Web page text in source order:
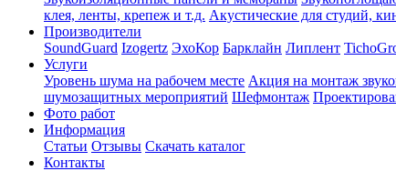
клея, ленты, крепеж и т.д. Акустические для студий,
Производители
SoundGuard Izogertz ЭхоКор Барклайн Липлент
Услуги
Уровень шума на рабочем месте Акция на монтаж
шумозащитных мероприятий Шефмонтаж
Фото работ
Информация
Статьи Отзывы Скачать каталог
Контакты